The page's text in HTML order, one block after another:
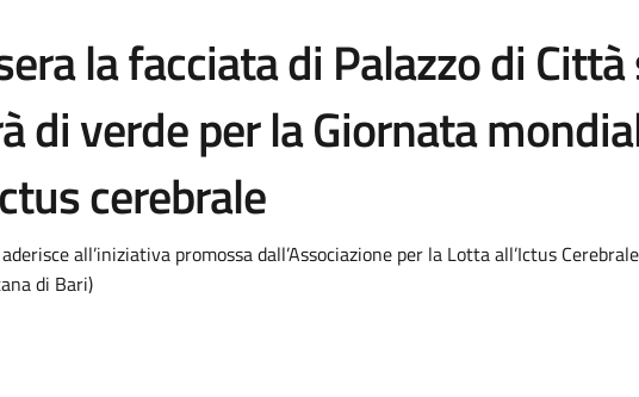
la facciata di Palazzo di Città
di verde per la Giornata
cerebrale
all’iniziativa promossa dall’Associazione per la Lotta all’Ictus Cerebrale
di Bari)